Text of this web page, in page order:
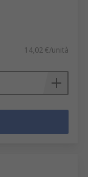
14,02 €/unità